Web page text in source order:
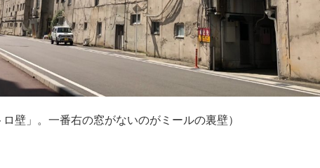
ロ壁」。一番右の窓がないのがミールの裏壁）